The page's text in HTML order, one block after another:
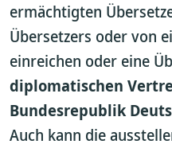
ermächtigten
Übersetzers oder von
einreichen oder eine
diplomatischen
Bundesrepublik
Auch kann die